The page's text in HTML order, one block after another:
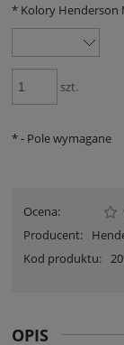
* Kolory Henderson
szt.
*- Pole wymagane
Ocena:
Producent:
Kod produktu:
OPIS